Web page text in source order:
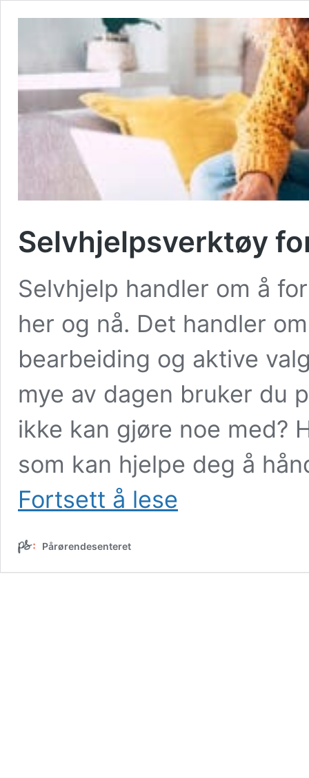
Selvhjelpsverktøy
Selvhjelp handler om å
her og nå. Det handler
bearbeiding og aktive
mye av dagen bruker du
ikke kan gjøre noe med?
som kan hjelpe deg å
Fortsett å lese
Pårørendesenteret